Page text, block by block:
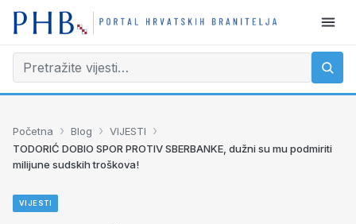
Početna › Blog › VIJESTI ›
TODORIĆ DOBIO SPOR PROTIV SBERBANKE, dužni su mu podmiriti
milijune sudskih troškova!
VIJESTI